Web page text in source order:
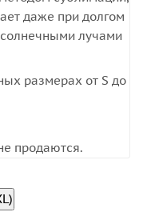
даже при долгом
лучами
размерах от S до
продаются.